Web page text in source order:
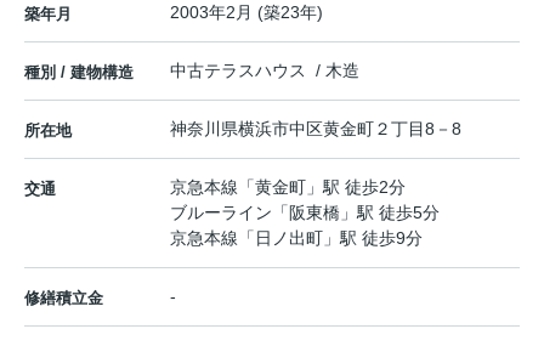
築年月 2003年2月 (築23年)
種別 / 建物構造 中古テラスハウス / 木造
所在地 神奈川県横浜市中区黄金町２丁目8－8
交通 京急本線 「黄金町 」駅 徒歩2分
ブルーライン 「 阪東橋 」駅 徒歩5分
京急本線 「 日ノ出町 」駅 徒歩9分
修繕積立金 -